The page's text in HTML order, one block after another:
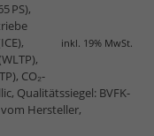
inkl. 19% MwSt.
PS),
CO₂-
Qualitätssiegel: BVFK-
Hersteller,